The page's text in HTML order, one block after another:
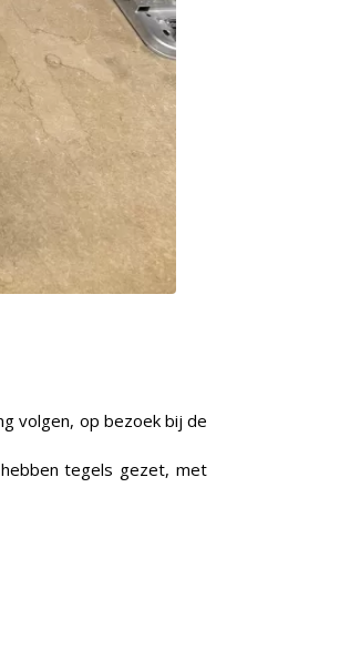
volgen, op bezoek bij de
tegels gezet, met